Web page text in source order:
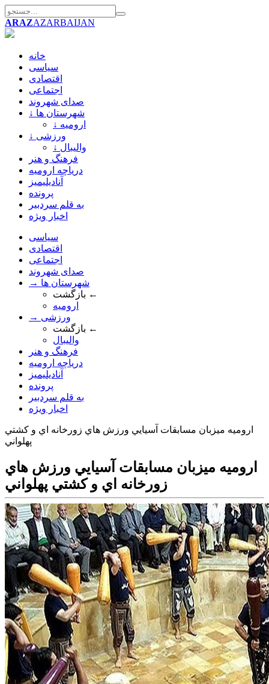
ARAZAZARBAIJAN
خانه
سیاسی
اقتصادی
اجتماعی
صدای شهروند
↓ شهرستان ها
↓ ارومیه
↓ ورزشی
↓ والیبال
فرهنگ و هنر
دریاچه ارومیه
آنادیلیمیز
پرونده
به قلم سردبیر
اخبار ویژه
سیاسی
اقتصادی
اجتماعی
صدای شهروند
→ شهرستان ها
بازگشت ←
ارومیه
→ ورزشی
بازگشت ←
والیبال
فرهنگ و هنر
دریاچه ارومیه
آنادیلیمیز
پرونده
به قلم سردبیر
اخبار ویژه
اروميه ميزبان مسابقات آسيايي ورزش هاي زورخانه اي و کشتي
پهلواني
اروميه ميزبان مسابقات آسيايي ورزش هاي
زورخانه اي و کشتي پهلواني